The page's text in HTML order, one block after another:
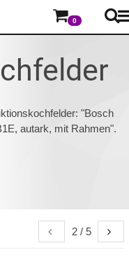
0
"Bosch
autark, mit Rahmen".
2 / 5